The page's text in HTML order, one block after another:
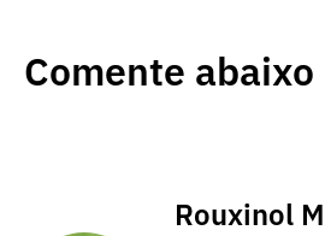
Comente abaixo
Rouxinol